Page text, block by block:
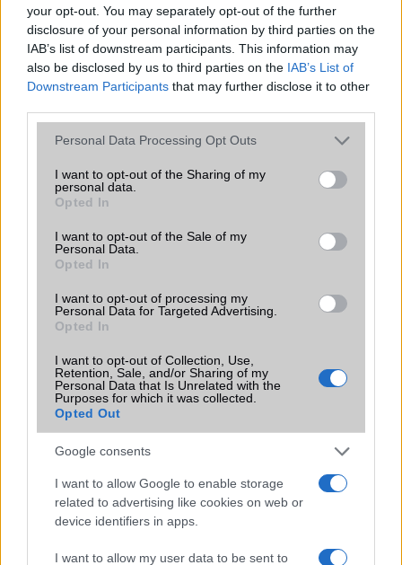
your opt-out. You may separately opt-out of the further
disclosure of your personal information by third parties on the
IAB’s list of downstream participants. This information may
also be disclosed by us to third parties on the IAB’s List of
Downstream Participants that may further disclose it to other
Please note that this website/app uses one or more Google
not limited to your visit or usage behaviour. You may click to
grant or deny consent to Google and its third-party tags to
use your data for below specified purposes in below Google
consent section.
Personal Data Processing Opt Outs
I want to opt-out of the Sharing of my
personal data.
Opted In
I want to opt-out of the Sale of my
Personal Data.
Opted In
I want to opt-out of processing my
Personal Data for Targeted Advertising.
Opted In
I want to opt-out of Collection, Use,
Retention, Sale, and/or Sharing of my
Personal Data that Is Unrelated with the
Purposes for which it was collected.
Opted Out
Google consents
I want to allow Google to enable storage
related to advertising like cookies on web or
device identifiers in apps.
I want to allow my user data to be sent to
Extrák Nincs
EGYÉB
Vibra jelzés Van
SIM típus nanoSIM
SIM-ek száma 2
Flight mode Van
Terület
Funkciók Photo/video editor
Brand
Védelem Nincs
Limited Edition
SAR
0,63
N/A = Nincs adat. Legutóbbi frissítés: 2026-07-13 19:00:00